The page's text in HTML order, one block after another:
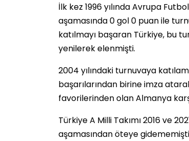
İlk kez 1996 yılında Avrupa
aşamasında 0 gol 0 puan ile
katılmayı başaran Türkiye, bu
yenilerek elenmişti.
2004 yılındaki turnuvaya
başarılarından birine imza
favorilerinden olan Almanya
Türkiye A Milli Takımı 2016 ve
aşamasından öteye